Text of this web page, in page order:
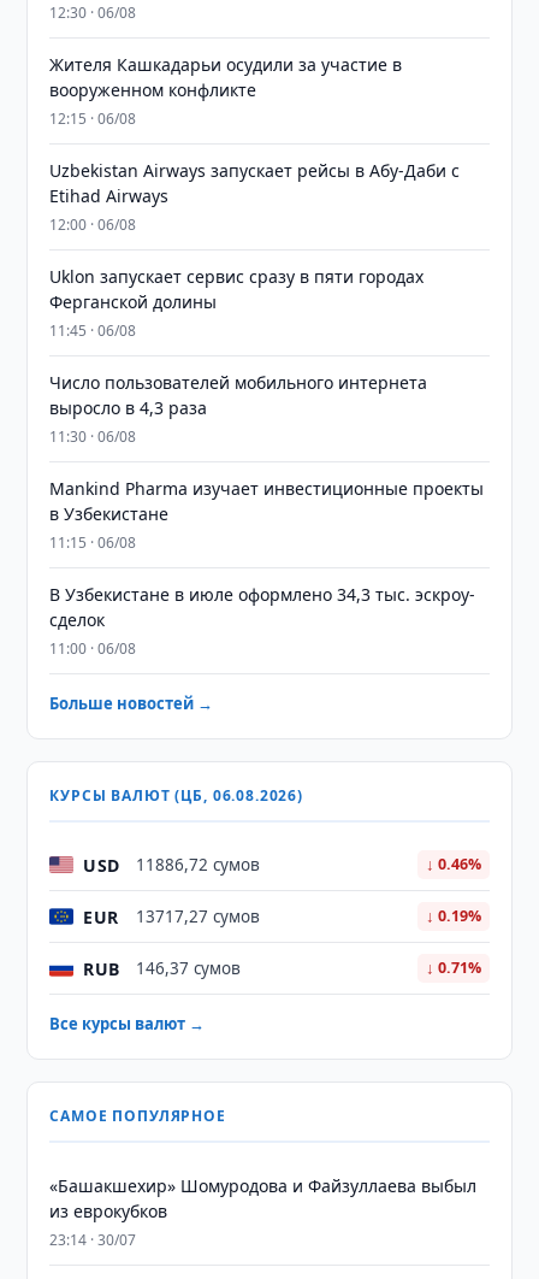
12:30 · 06/08
Жителя Кашкадарьи осудили за участие в
вооруженном конфликте
12:15 · 06/08
Uzbekistan Airways запускает рейсы в Абу-Даби с
Etihad Airways
12:00 · 06/08
Uklon запускает сервис сразу в пяти городах
Ферганской долины
11:45 · 06/08
Число пользователей мобильного интернета
выросло в 4,3 раза
11:30 · 06/08
Mankind Pharma изучает инвестиционные проекты
в Узбекистане
11:15 · 06/08
В Узбекистане в июле оформлено 34,3 тыс. эскроу-
сделок
11:00 · 06/08
Больше новостей →
КУРСЫ ВАЛЮТ (ЦБ, 06.08.2026)
USD 11886,72 сумов ↓ 0.46%
EUR 13717,27 сумов ↓ 0.19%
RUB 146,37 сумов ↓ 0.71%
Все курсы валют →
САМОЕ ПОПУЛЯРНОЕ
«Башакшехир» Шомуродова и Файзуллаева выбыл
из еврокубков
23:14 · 30/07